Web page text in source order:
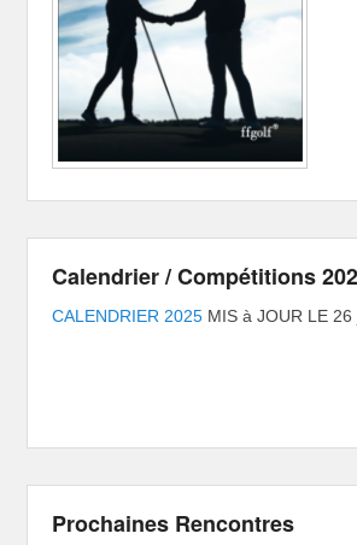
Calendrier / Compétitions
CALENDRIER 2025 MIS à JOUR LE
Prochaines Rencontres